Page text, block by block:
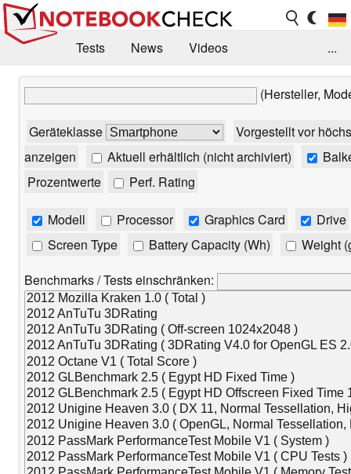
Tests News
Videos
Forum
...
(Hersteller,
Geräteklasse
Vorgestellt vor
anzeigen
Aktuell erhältlich (nicht archiviert)
Prozentwerte
Perf. Rating
Modell Processor Graphics Card
Drive
Screen Type
Battery Capacity (Wh)
Weight
Benchmarks / Tests einschränken: